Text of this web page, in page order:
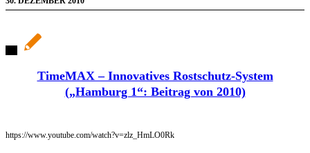
TimeMAX – Innovatives Rostschutz-System
(„Hamburg 1“: Beitrag von 2010)
https://www.youtube.com/watch?v=zlz_HmLO0Rk